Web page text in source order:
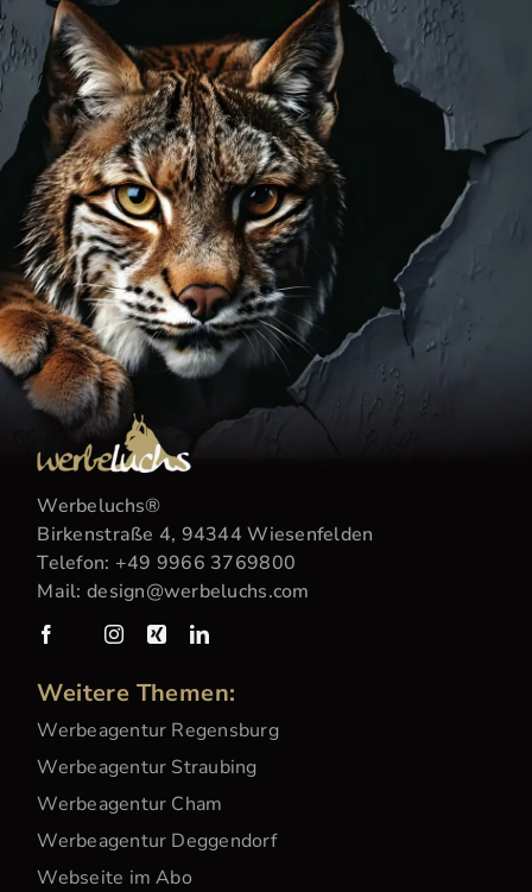
Werbeluchs®
Birkenstraße 4, 94344 Wiesenfelden
Telefon: +49 9966 3769800
Mail: design@werbeluchs.com
Weitere Themen:
Werbeagentur Regensburg
Werbeagentur Straubing
Werbeagentur Cham
Werbeagentur Deggendorf
Webseite im Abo